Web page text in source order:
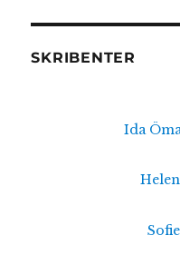
SKRIBENTER
Ida